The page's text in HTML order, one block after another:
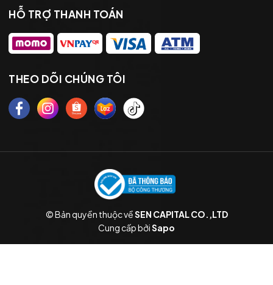
HỖ TRỢ THANH TOÁN
THEO DÕI CHÚNG TÔI
© Bản quyền thuộc vềSEN CAPITAL CO.,LTD
Cung cấp bởiSapo